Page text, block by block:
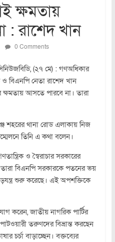
ক্ষমতায়
: রাশেদ খান
0 Comments
(২৭ মে) : গণঅধিকার
বিএনপি নেতা রাশেদ খান
আসতে পারবে না। তারা
শহরের থানা রোড এলাকায় নিজ
তিনি এ কথা বলেন।
ও স্বৈরাচার সরকারের
বিএনপি সরকারকে পতনের ভয়
শুরু করেছে। এই অপশক্তিকে
করেন, জাতীয় নাগরিক পার্টির
তরুণদের বিভ্রান্ত করছেন
চর্চা বাড়াচ্ছেন। বক্তব্যের